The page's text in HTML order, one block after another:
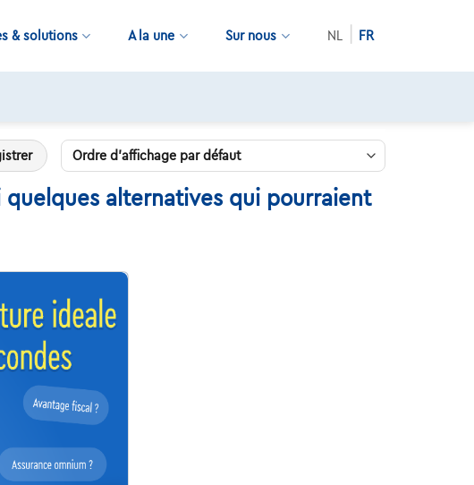
& solutions A la une Sur nous NL FR
quelques alternatives qui pourraient